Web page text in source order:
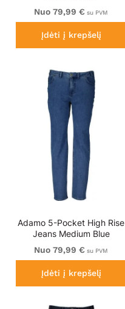
Nuo 79,99 € su PVM
Įdėti į krepšelį
Adamo 5-Pocket High Rise
Jeans Medium Blue
Nuo 79,99 € su PVM
Įdėti į krepšelį